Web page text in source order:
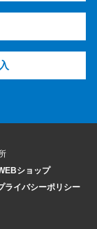
ショップ
ライバシーポリシー